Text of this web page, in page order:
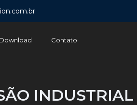
Contato
INDUSTRIAL